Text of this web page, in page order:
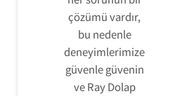
çözümü vardır,
bu nedenle
deneyimlerimize
güvenle güvenin
ve Ray Dolap